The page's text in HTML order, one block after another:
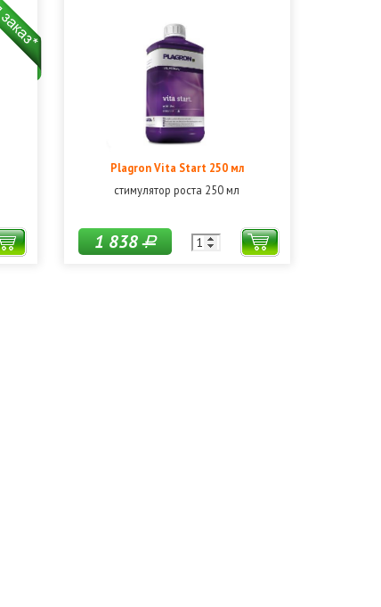
Plagron Vita Start 250 мл
стимулятор роста 250 мл
1 838Р